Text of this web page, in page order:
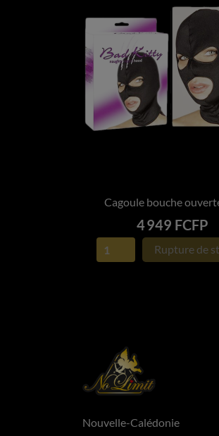
APERÇU RAPIDE
Cagoule bouche ouverte
Prix
4 949 FCFP
Rupture de
Nouvelle-Calédonie